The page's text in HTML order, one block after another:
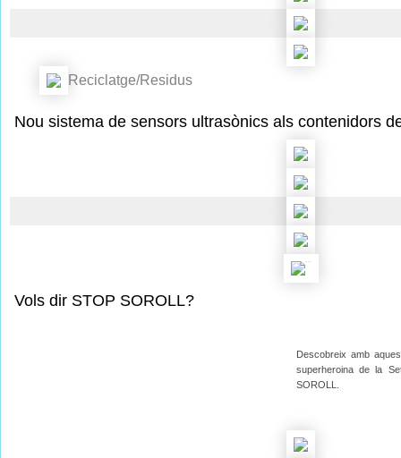
Reciclatge/Residus
Nou sistema de sensors ultrasònics als contenidors
Vols dir STOP SOROLL?
Descobreix amb
superheroina de la
SOROLL.